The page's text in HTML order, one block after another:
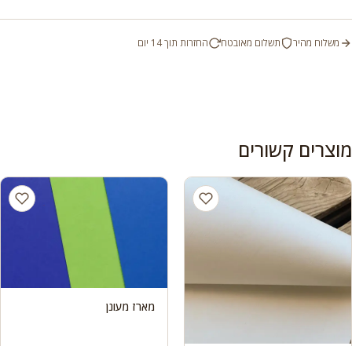
משלוח מהיר תשלום מאובטח החזרות תוך 14 יום
מוצרים קשורים
מארז מעונן